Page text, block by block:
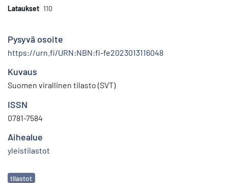
Lataukset 110
Pysyvä osoite
https://urn.fi/URN:NBN:fi-fe2023013116048
Kuvaus
Suomen virallinen tilasto (SVT)
ISSN
0781-7584
Aihealue
yleistilastot
Avainsanat
tilastot